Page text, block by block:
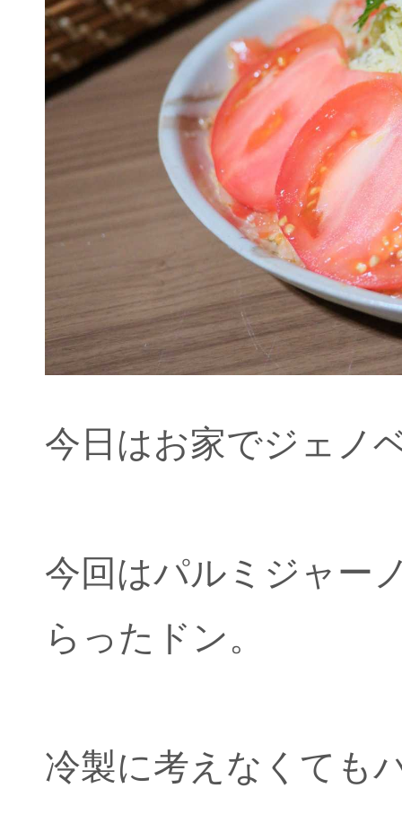
今日はお家でジェノ
今回はパルミジャー
らったドン。
冷製に考えなくても